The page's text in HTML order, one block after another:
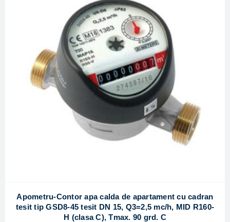
Apometru-Contor apa calda de apartament cu cadran
tesit tip GSD8-45 tesit DN 15, Q3=2,5 mc/h, MID R160-
H (clasa C), Tmax. 90 grd. C